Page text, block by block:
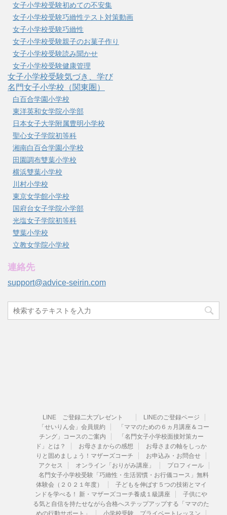
女子小学校受験初めての不安集
女子小学校受験巧緻性テスト対策動画
女子小学校受験巧緻性
女子小学校受験親子のお菓子作り
女子小学校受験読み聞かせ
女子小学校受験健康管理
女子小学校受験気づき、学び
名門女子小学校（関東圏）
白百合学園小学校
東洋英和女学院小学部
日本女子大学附属豊明小学校
聖心女子学院初等科
湘南白百合学園小学校
田園調布雙葉小学校
横浜雙葉小学校
川村小学校
東京女学館小学校
国府台女子学院小学部
光塩女子学院初等科
雙葉小学校
立教女学院小学校
連絡先
support@advice-seirin.com
LINE ご登録二大プレゼント
LINEのご登録ページ
「せいりん会」会員規約
「ママのための６ヵ月講座＆コー
チング」コースのご案内
「名門女子小学校面接対策カー
ド」とは？
お母さまからの感想
お母さまの軸をしっか
りと固めましょう！マザーズコーチ
お申込み・お問合せ
アクセス
オンライン「おりがみ講座」
プロフィール
名門女子小学校受験「巧緻性・生活習慣・お行儀コース」無料
体験会（２０２１年度）
子どもを伸ばす５つの技術とマイ
ンドを学べる！ 新・マザーズコーチ養成１級講座
子供にや
る気と自信を持たせながら合格へステップアップする「ママのた
めの行動サポート」
小学校受験 プライベートレッスン